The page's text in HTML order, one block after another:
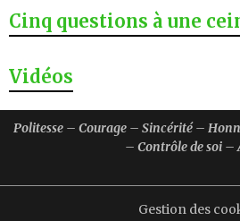
Cinq questions à une
Vidéos
Politesse – Courage – Sincérité –
– Contrôle de soi –
Gestion des